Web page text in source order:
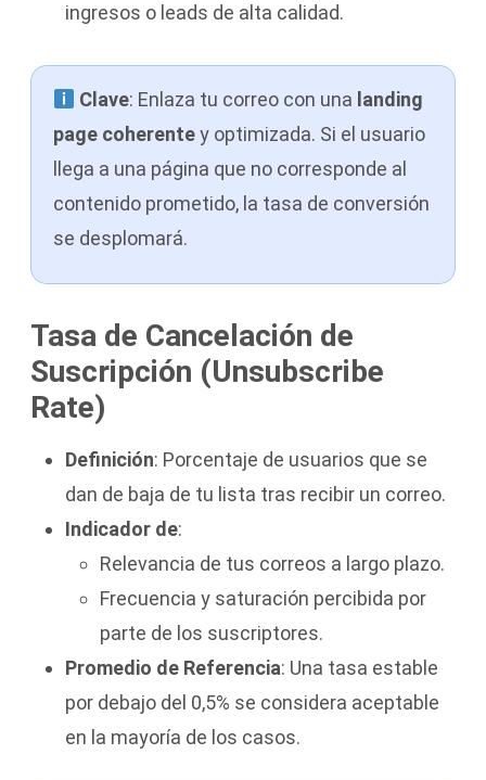
ingresos o leads de alta calidad.
Clave: Enlaza tu correo con una landing
page coherentey optimizada. Si el usuario
llega a una página que no corresponde al
contenido prometido, la tasa de conversión
se desplomará.
Tasa de Cancelación de
Suscripción (Unsubscribe
Rate)
Definición: Porcentaje de usuarios que se
dan de baja de tu lista tras recibir un correo.
Indicador de:
Relevancia de tus correos a largo plazo.
Frecuencia y saturación percibida por
parte de los suscriptores.
Promedio de Referencia: Una tasa estable
por debajo del 0,5% se considera aceptable
en la mayoría de los casos.